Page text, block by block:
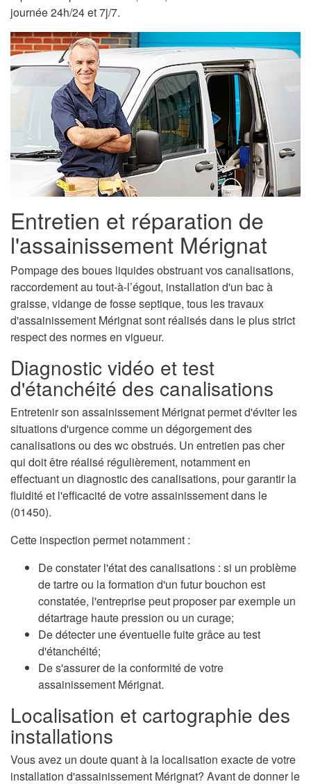
journée 24h/24 et 7j/7.
Entretien et réparation de
l'assainissement Mérignat
Pompage des boues liquides obstruant vos canalisations,
raccordement au tout-à-l’égout, installation d'un bac à
graisse, vidange de fosse septique, tous les travaux
d'assainissement Mérignat sont réalisés dans le plus strict
respect des normes en vigueur.
Diagnostic vidéo et test
d'étanchéité des canalisations
Entretenir son assainissement Mérignat permet d'éviter les
situations d'urgence comme un dégorgement des
canalisations ou des wc obstrués. Un entretien pas cher
qui doit être réalisé régulièrement, notamment en
effectuant un diagnostic des canalisations, pour garantir la
fluidité et l'efficacité de votre assainissement dans le
(01450).
Cette inspection permet notamment :
De constater l'état des canalisations : si un problème
de tartre ou la formation d'un futur bouchon est
constatée, l'entreprise peut proposer par exemple un
détartrage haute pression ou un curage;
De détecter une éventuelle fuite grâce au test
d'étanchéité;
De s'assurer de la conformité de votre
assainissement Mérignat.
Localisation et cartographie des
installations
Vous avez un doute quant à la localisation exacte de votre
installation d'assainissement Mérignat? Avant de donner le